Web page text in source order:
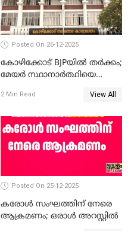
Posted On 26-12-2025
കോഴിക്കോട് BJPയിൽ തർക്കം;
മേയർ സ്ഥാനാർത്ഥിയെ
2 Min Read View All
Posted On 25-12-2025
കരോള്‍ സംഘത്തിന് നേരെ
ആക്രമണം; ഒരാള്‍ അറസ്റ്റില്‍